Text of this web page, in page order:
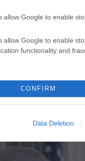
allow Google to enable
allow Google to enable
functionality and
CONFIRM
Data Deletion
λειτουργεί σαν να
ο Τραμπ
ως ο ηγέτης που
επιδιώκει να
η Τεχεράνη και
ήττα.